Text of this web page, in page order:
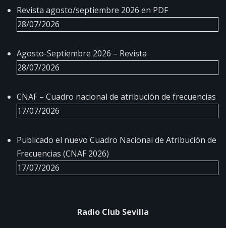
Revista agosto/septiembre 2026 en PDF
28/07/2026
Agosto-Septiembre 2026 – Revista
28/07/2026
CNAF – Cuadro nacional de atribución de frecuencias
17/07/2026
Publicado el nuevo Cuadro Nacional de Atribución de
Frecuencias (CNAF 2026)
17/07/2026
Radio Club Sevilla